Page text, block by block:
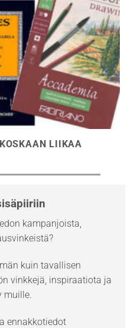
LIIKAA
kampanjoista,
kuin tavallisen
vinkkejä, inspiraatiota ja
muille.
ennakkotiedot